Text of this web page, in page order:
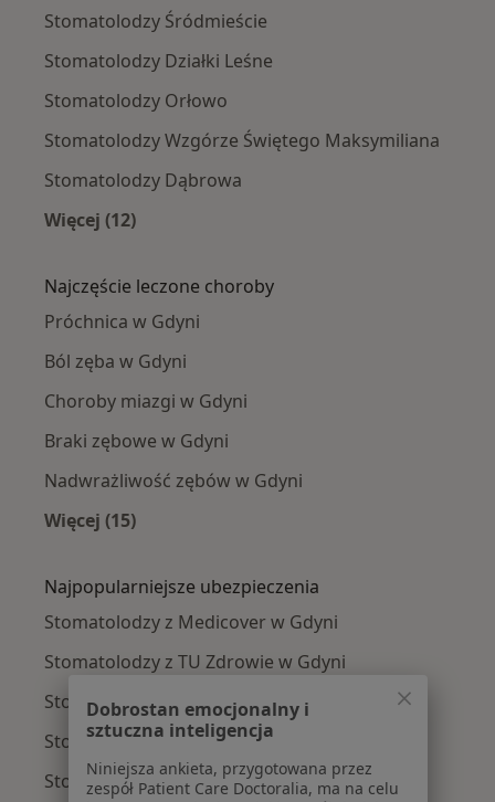
Stomatolodzy Śródmieście
Stomatolodzy Działki Leśne
Stomatolodzy Orłowo
Stomatolodzy Wzgórze Świętego Maksymiliana
Stomatolodzy Dąbrowa
Więcej (12)
Najczęście leczone choroby
Próchnica w Gdyni
Ból zęba w Gdyni
Choroby miazgi w Gdyni
Braki zębowe w Gdyni
Nadwrażliwość zębów w Gdyni
Więcej (15)
Najpopularniejsze ubezpieczenia
Stomatolodzy z Medicover w Gdyni
Stomatolodzy z TU Zdrowie w Gdyni
Stomatolodzy z Allianz w Gdyni
Stomatolodzy z Signal Iduna w Gdyni
Stomatolodzy z POLMED w Gdyni
Dobrostan emocjonalny i
sztuczna inteligencja
Niniejsza ankieta, przygotowana przez
zespół Patient Care Doctoralia, ma na celu